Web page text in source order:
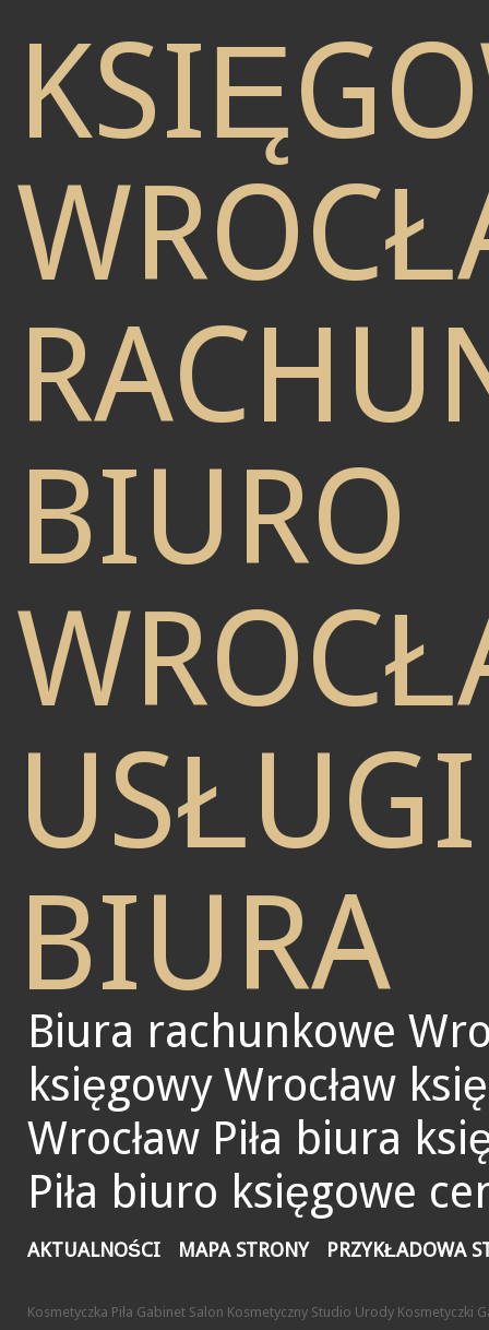
BIURO
BIURA
Biura rachunkowe
księgowy Wrocław
Wrocław Piła biura
Piła biuro księgowe
AKTUALNOŚCI MAPA STRONY PRZYKŁADOWA
Kosmetyczka Piła Gabinet Salon Kosmetyczny Studio Urody Kosmetyczki